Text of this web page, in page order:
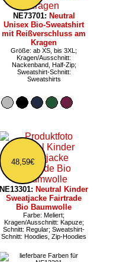
NE73701: Neutral
Unisex Bio-Sweatshirt
mit Reißverschluss am
Kragen
Größe: ab XS, bis 3XL;
Kragen/Ausschnitt:
Nackenband, Half-Zip;
Sweatshirt-Schnitt:
Sweatshirts
48,59€
NE13301: Neutral Kinder
Sweatjacke Fairtrade
Bio Baumwolle
Farbe: Meliert;
Kragen/Ausschnitt: Kapuze;
Schnitt: Regular; Sweatshirt-
Schnitt: Hoodies, Zip-Hoodies